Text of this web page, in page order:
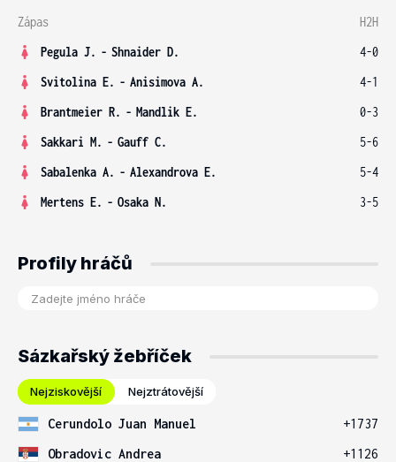
Zápas
H2H
Pegula J. - Shnaider D.
4-0
Svitolina E. - Anisimova A.
4-1
Brantmeier R. - Mandlik E.
0-3
Sakkari M. - Gauff C.
5-6
Sabalenka A. - Alexandrova E.
5-4
Mertens E. - Osaka N. 3-5
Profily hráčů
Sázkařský žebříček
Nejziskovější Nejztrátovější
Cerundolo Juan Manuel
+1737
Obradovic Andrea
+1126